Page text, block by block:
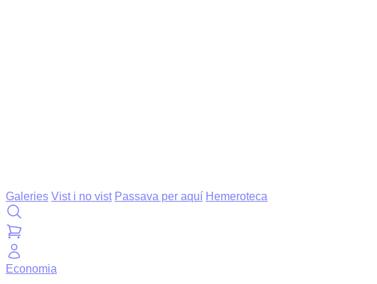
Galeries Vist i no vist Passava per aquí Hemeroteca
Economia